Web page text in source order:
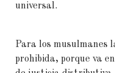
universal.
Para los musulmanes
prohibida, porque va